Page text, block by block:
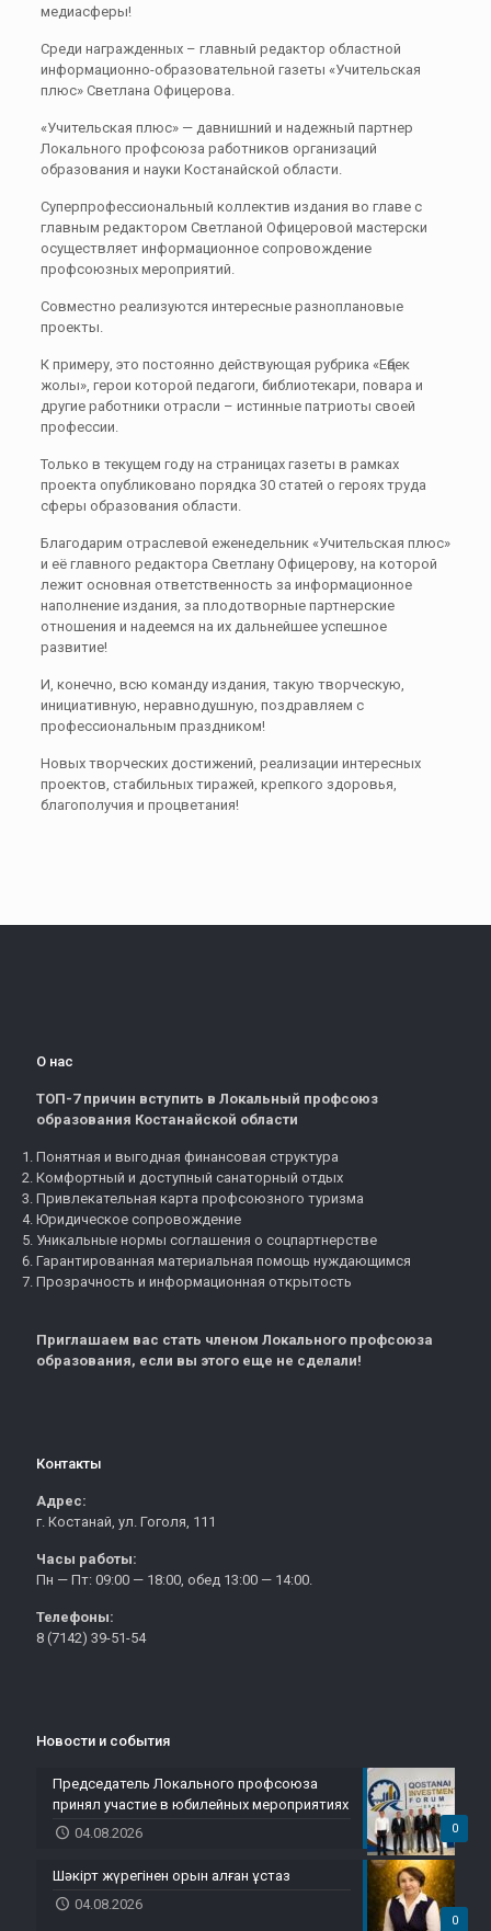
медиасферы!
Среди награжденных – главный редактор областной
информационно-образовательной газеты «Учительская
плюс» Светлана Офицерова.
«Учительская плюс» — давнишний и надежный партнер
Локального профсоюза работников организаций
образования и науки Костанайской области.
Суперпрофессиональный коллектив издания во главе с
главным редактором Светланой Офицеровой мастерски
осуществляет информационное сопровождение
профсоюзных мероприятий.
Совместно реализуются интересные разноплановые
проекты.
К примеру, это постоянно действующая рубрика «Еңбек
жолы», герои которой педагоги, библиотекари, повара и
другие работники отрасли – истинные патриоты своей
профессии.
Только в текущем году на страницах газеты в рамках
проекта опубликовано порядка 30 статей о героях труда
сферы образования области.
Благодарим отраслевой еженедельник «Учительская плюс»
и её главного редактора Светлану Офицерову, на которой
лежит основная ответственность за информационное
наполнение издания, за плодотворные партнерские
отношения и надеемся на их дальнейшее успешное
развитие!
И, конечно, всю команду издания, такую творческую,
инициативную, неравнодушную, поздравляем с
профессиональным праздником!
Новых творческих достижений, реализации интересных
проектов, стабильных тиражей, крепкого здоровья,
благополучия и процветания!
О нас
ТОП-7 причин вступить в Локальный профсоюз
образования Костанайской области
Понятная и выгодная финансовая структура
Комфортный и доступный санаторный отдых
Привлекательная карта профсоюзного туризма
Юридическое сопровождение
Уникальные нормы соглашения о соцпартнерстве
Гарантированная материальная помощь нуждающимся
Прозрачность и информационная открытость
Приглашаем вас стать членом Локального профсоюза
образования, если вы этого еще не сделали!
Контакты
Адрес:
г. Костанай, ул. Гоголя, 111
Часы работы:
Пн — Пт: 09:00 — 18:00, обед 13:00 — 14:00.
Телефоны:
8 (7142) 39-51-54
Новости и события
0
Председатель Локального профсоюза
принял участие в юбилейных мероприятиях
04.08.2026
0
Шәкірт жүрегінен орын алған ұстаз
04.08.2026